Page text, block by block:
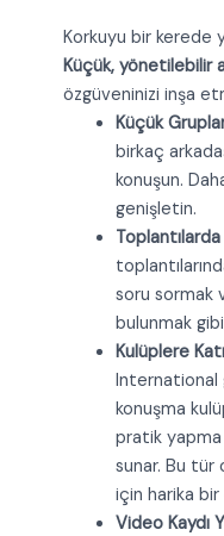
Korkuyu bir kerede
Küçük, yönetilebilir
özgüveninizi inşa
Küçük
birkaç
konuşun.
genişletin.
Toplantılarda
soru sormak
bulunmak
Kulüplere
International
konuşma
pratik yapma
sunar. Bu tür
için harika
Video Kaydı